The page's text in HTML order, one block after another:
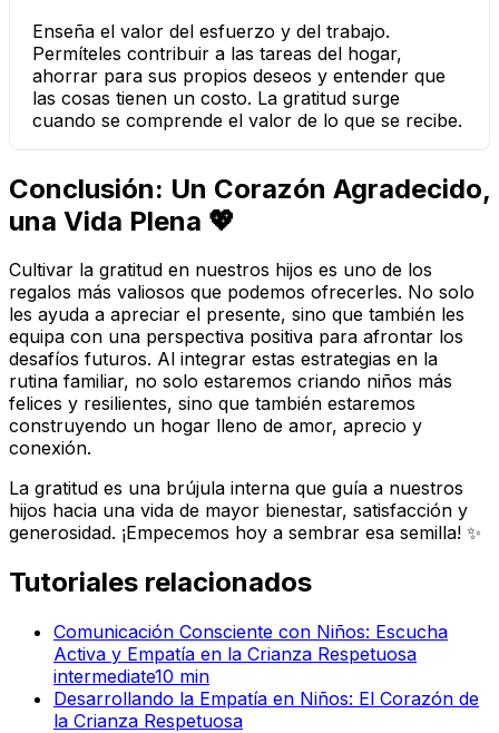
Enseña el valor del esfuerzo y del trabajo.
Permíteles contribuir a las tareas del hogar,
ahorrar para sus propios deseos y entender que
las cosas tienen un costo. La gratitud surge
cuando se comprende el valor de lo que se recibe.
Conclusión: Un Corazón Agradecido,
una Vida Plena 💖
Cultivar la gratitud en nuestros hijos es uno de los
regalos más valiosos que podemos ofrecerles. No solo
les ayuda a apreciar el presente, sino que también les
equipa con una perspectiva positiva para afrontar los
desafíos futuros. Al integrar estas estrategias en la
rutina familiar, no solo estaremos criando niños más
felices y resilientes, sino que también estaremos
construyendo un hogar lleno de amor, aprecio y
conexión.
La gratitud es una brújula interna que guía a nuestros
hijos hacia una vida de mayor bienestar, satisfacción y
generosidad. ¡Empecemos hoy a sembrar esa semilla! ✨
Tutoriales relacionados
Comunicación Consciente con Niños: Escucha
Activa y Empatía en la Crianza Respetuosa
intermediate10 min
Desarrollando la Empatía en Niños: El Corazón de
la Crianza Respetuosa